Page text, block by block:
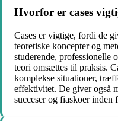
Hvorfor er cases
Cases er vigtige, fordi de
teoretiske koncepter og
studerende, professionelle
teori omsættes til praksis.
komplekse situationer,
effektivitet. De giver også
succeser og fiaskoer inden